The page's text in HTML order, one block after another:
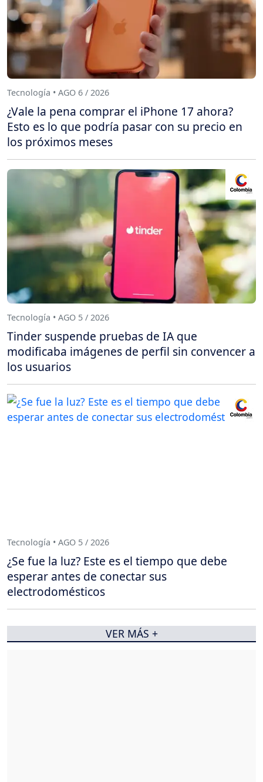
Tecnología • AGO 6 / 2026
¿Vale la pena comprar el iPhone 17 ahora?
Esto es lo que podría pasar con su precio en
los próximos meses
Tecnología • AGO 5 / 2026
Tinder suspende pruebas de IA que
modificaba imágenes de perfil sin convencer a
los usuarios
Tecnología • AGO 5 / 2026
¿Se fue la luz? Este es el tiempo que debe
esperar antes de conectar sus
electrodomésticos
VER MÁS +